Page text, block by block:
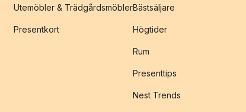
Utemöbler & Trädgårdsmöbler
Presentkort
Bästsäljare
Högtider
Rum
Presenttips
Nest Trends